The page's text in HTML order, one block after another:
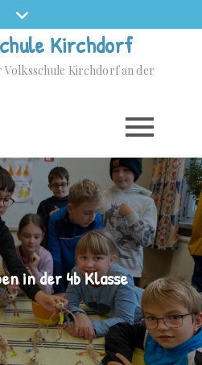
Kirchdorf
Volksschule Kirchdorf an der
in der 4b Klasse